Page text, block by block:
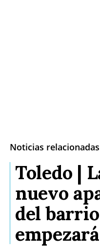
Noticias relacionadas
Toledo |
nuevo
del